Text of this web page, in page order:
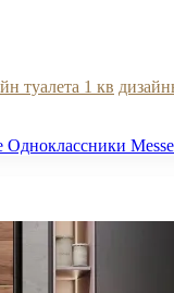
туалета 1 кв
Одноклассники